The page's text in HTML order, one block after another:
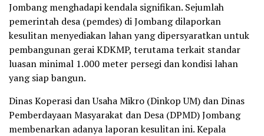
Jombang menghadapi kendala signifikan. Sejumlah
pemerintah desa (pemdes) di Jombang dilaporkan
kesulitan menyediakan lahan yang dipersyaratkan untuk
pembangunan gerai KDKMP, terutama terkait standar
luasan minimal 1.000 meter persegi dan kondisi lahan
yang siap bangun.
Dinas Koperasi dan Usaha Mikro (Dinkop UM) dan Dinas
Pemberdayaan Masyarakat dan Desa (DPMD) Jombang
membenarkan adanya laporan kesulitan ini. Kepala